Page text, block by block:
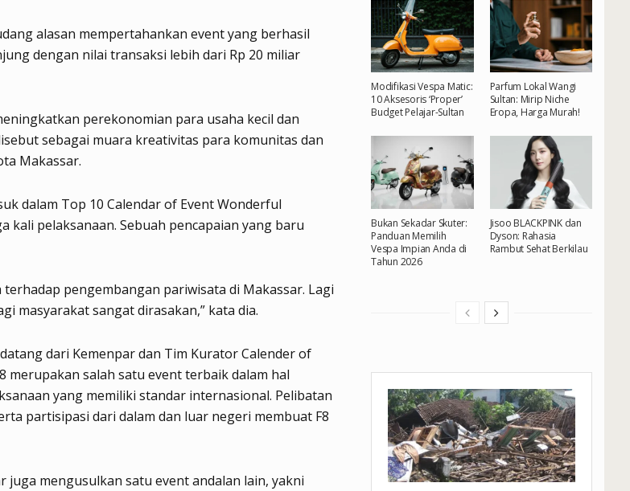
alasan mempertahankan event yang berhasil
dengan nilai transaksi lebih dari Rp 20 miliar
perekonomian para usaha kecil dan
sebagai muara kreativitas para komunitas dan
Makassar.
dalam Top 10 Calendar of Event Wonderful
kali pelaksanaan. Sebuah pencapaian yang baru
pengembangan pariwisata di Makassar. Lagi
masyarakat sangat dirasakan,” kata dia.
dari Kemenpar dan Tim Kurator Calender of
merupakan salah satu event terbaik dalam hal
yang memiliki standar internasional. Pelibatan
partisipasi dari dalam dan luar negeri membuat F8
juga mengusulkan satu event andalan lain, yakni
Modifikasi Vespa Matic:
10 Aksesoris ‘Proper’
Budget Pelajar-Sultan
Parfum Lokal Wangi
Sultan: Mirip Niche
Eropa, Harga Murah!
Bukan Sekadar Skuter:
Panduan Memilih
Vespa Impian Anda di
Tahun 2026
Jisoo BLACKPINK dan
Dyson: Rahasia
Rambut Sehat Berkilau